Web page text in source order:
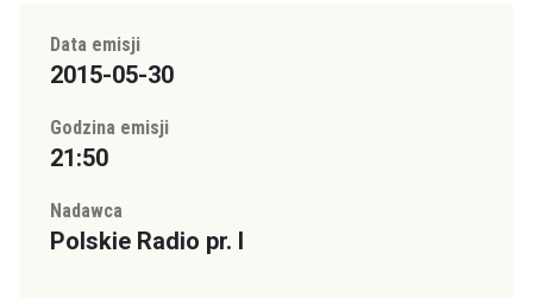
Data emisji
2015-05-30
Godzina emisji
21:50
Nadawca
Polskie Radio pr. I